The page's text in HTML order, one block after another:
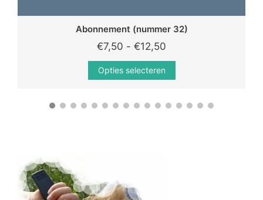
Digitaal jaarabonnement (nummers 23 t/m 26)
€24,00
Toevoegen aan winkelwagen